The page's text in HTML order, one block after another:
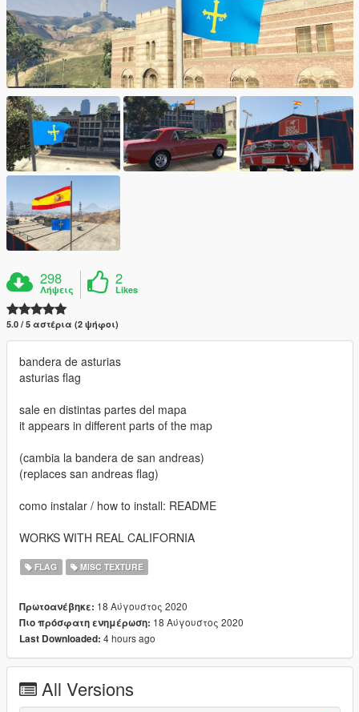
298
Λήψεις
2
Likes
5.0 / 5 αστέρια (2 ψήφοι)
bandera de asturias
asturias flag
sale en distintas partes del mapa
it appears in different parts of the map
(cambia la bandera de san andreas)
(replaces san andreas flag)
como instalar / how to install: README
WORKS WITH REAL CALIFORNIA
FLAG MISC TEXTURE
Πρωτοανέβηκε: 18 Αύγουστος 2020
Πιο πρόσφατη ενημέρωση: 18 Αύγουστος 2020
Last Downloaded: 4 hours ago
All Versions